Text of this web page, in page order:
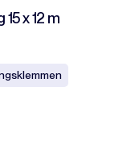
x 12 m